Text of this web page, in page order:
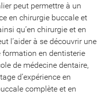
peut permettre à un
en chirurgie buccale et
qu’en chirurgie et en
l’aider à se découvrir une
formation en dentisterie
de médecine dentaire,
d’expérience en
complète et en